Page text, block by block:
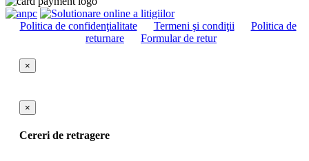
Politica de confidenţialitate Termeni şi condiţii
Politica de
returnare
Formular de retur
×
×
Cereri de retragere